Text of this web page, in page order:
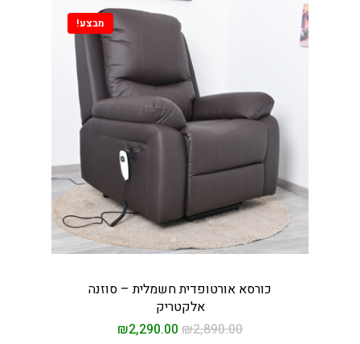
מבצע!
כורסא אורטופדית חשמלית – סוזנה
אלקטריק
₪2,890.00
₪2,290.00